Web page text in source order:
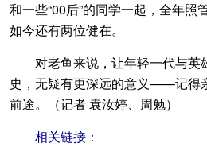
和一些“00后”的同学一起，全年照
如今还有两位健在。
对老鱼来说，让年轻一代与英
史，无疑有更深远的意义——记得
前途。（记者 袁汝婷、周勉）
相关链接：